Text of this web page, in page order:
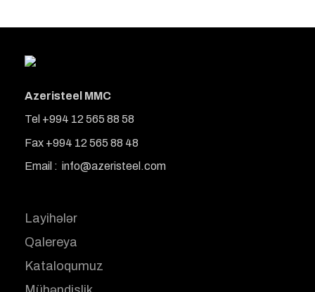
Azeristeel MMC
Tel +994 12 565 88 58
Fax +994 12 565 88 48
Email : info@azeristeel.com
Layihələr
Qalereya
Kataloqumuz